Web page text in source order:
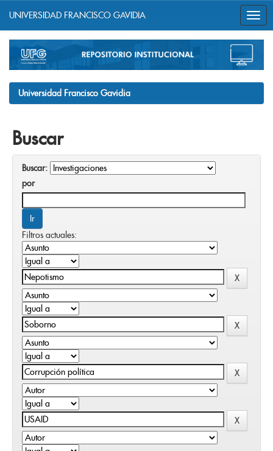
navigation
UNIVERSIDAD FRANCISCO GAVIDIA
Universidad Francisco Gavidia
Buscar
Buscar:
por
Filtros actuales: